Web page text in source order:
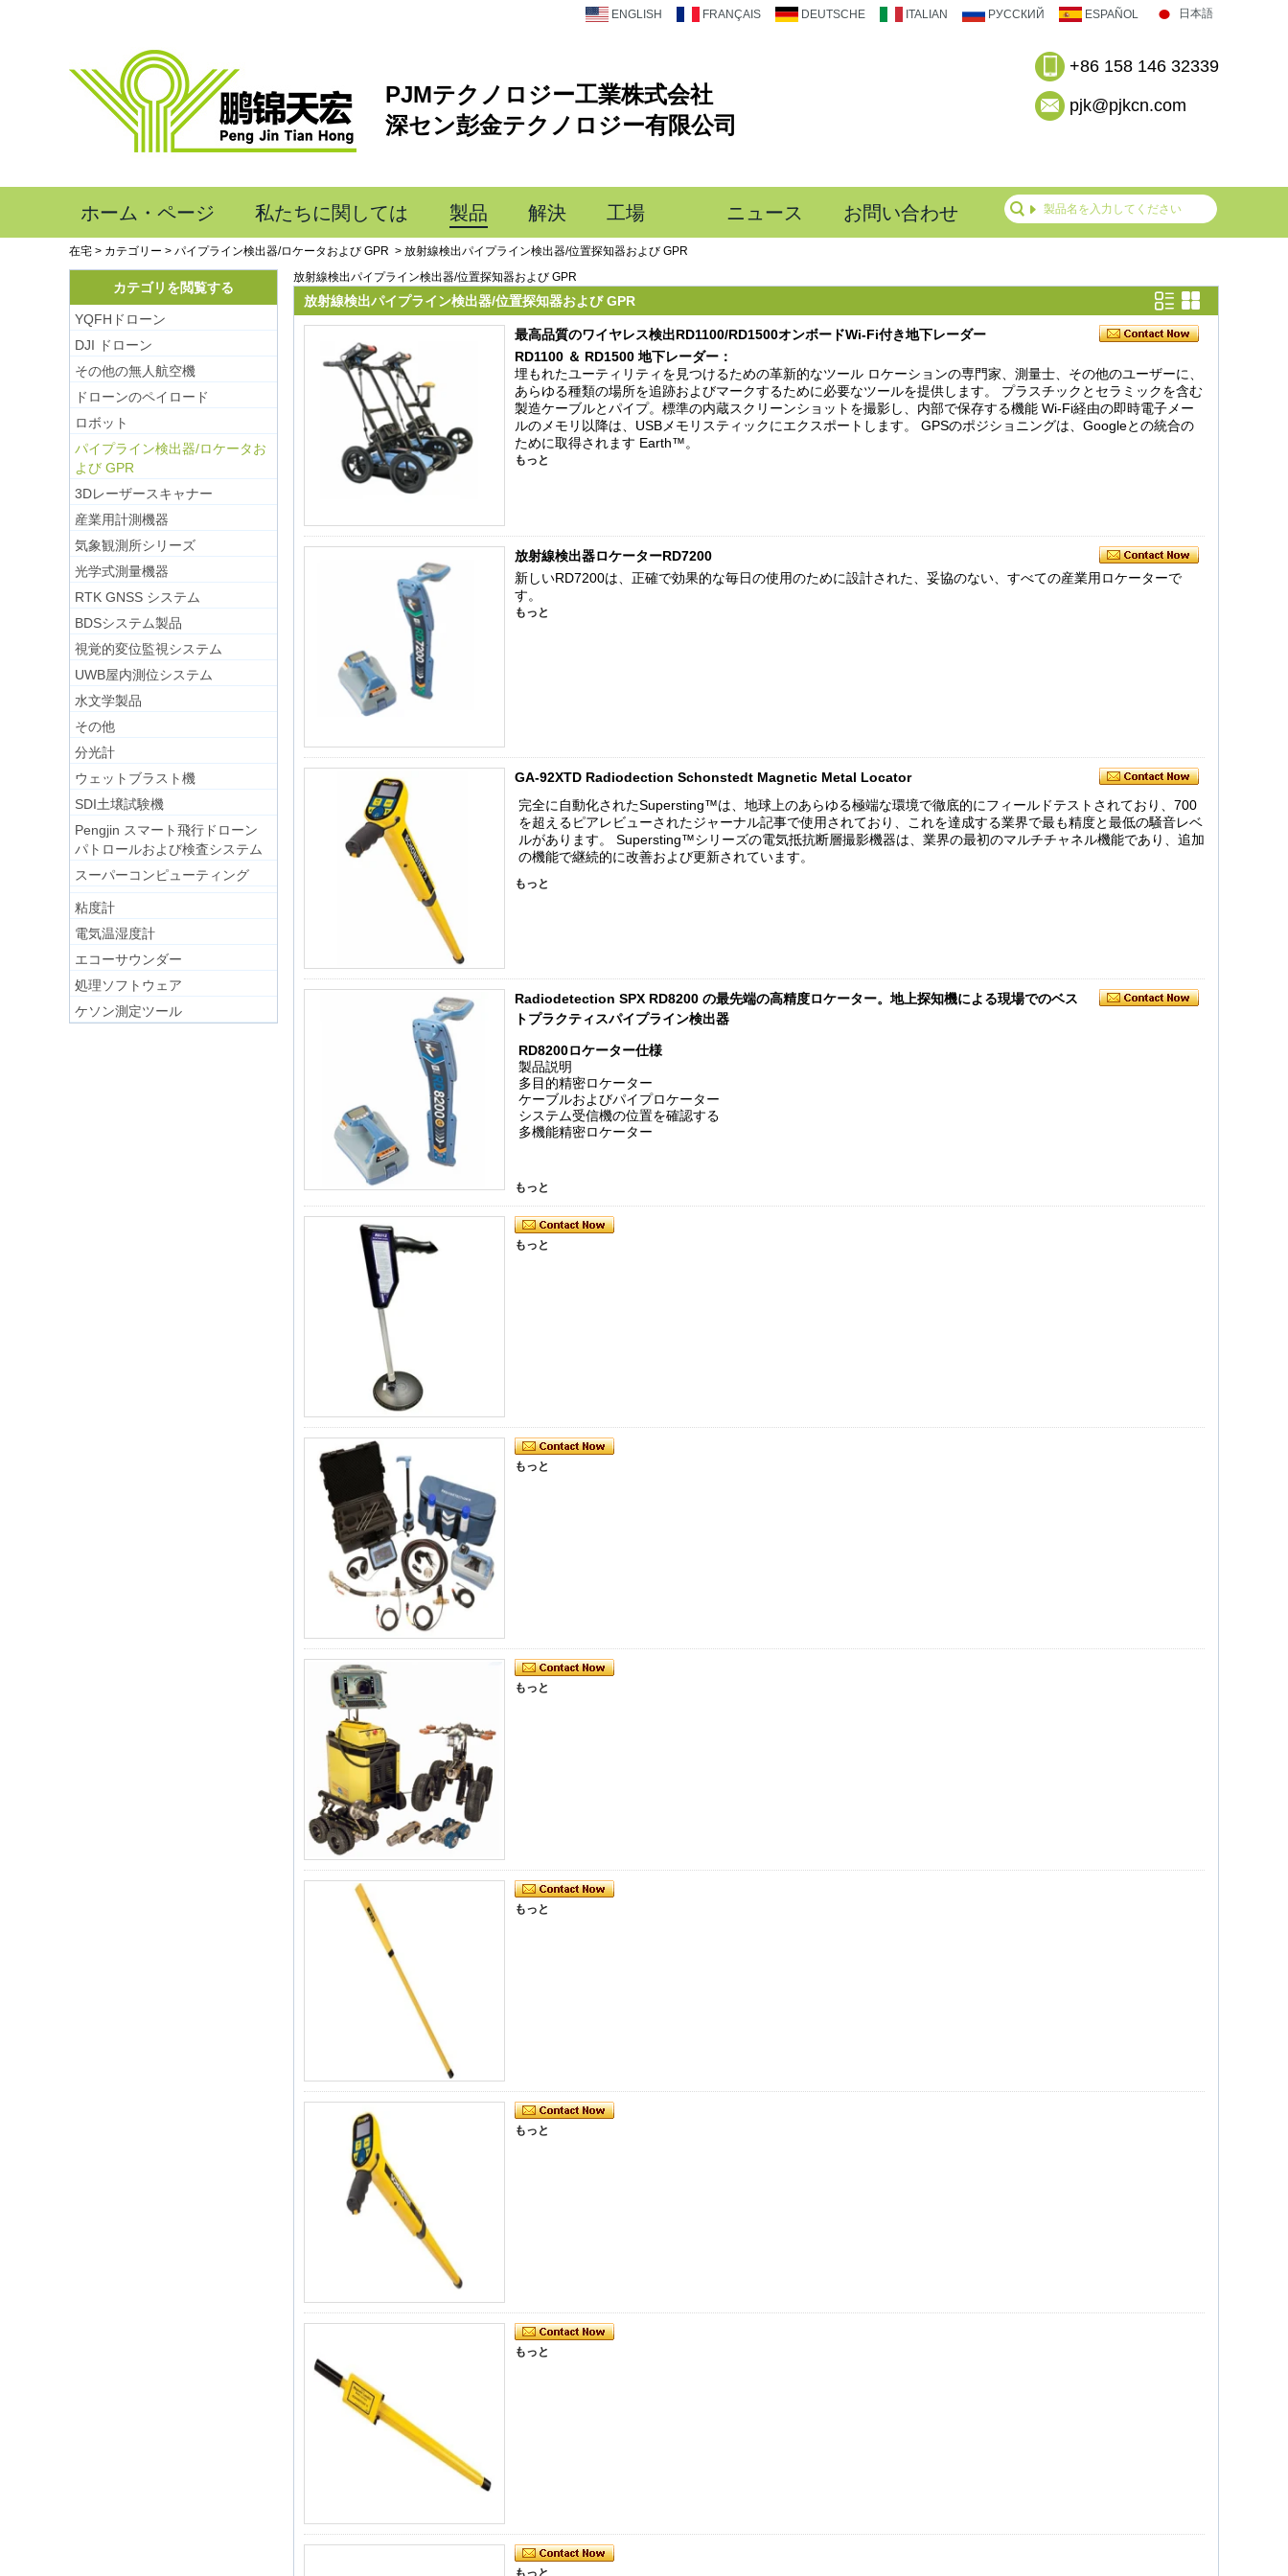
ENGLISH FRANÇAIS DEUTSCHE ITALIAN РУССКИЙ ESPAÑOL 日本語
PJMテクノロジー工業株式会社
深セン彭金テクノロジー有限公司
+86 158 146 32339
pjk@pjkcn.com
ホーム・ページ 私たちに関しては 製品 解決 工場 ニュース お問い合わせ
在宅 > カテゴリー > パイプライン検出器/ロケータおよび GPR > 放射線検出パイプライン検出器/位置探知器および GPR
カテゴリを閲覧する
YQFHドローン
DJI ドローン
その他の無人航空機
ドローンのペイロード
ロボット
パイプライン検出器/ロケータお
よび GPR
3Dレーザースキャナー
産業用計測機器
気象観測所シリーズ
光学式測量機器
RTK GNSS システム
BDSシステム製品
視覚的変位監視システム
UWB屋内測位システム
水文学製品
その他
分光計
ウェットブラスト機
SDI土壌試験機
Pengjin スマート飛行ドローン
パトロールおよび検査システム
スーパーコンピューティング
粘度計
電気温湿度計
エコーサウンダー
処理ソフトウェア
ケソン測定ツール
放射線検出パイプライン検出器/位置探知器および GPR
放射線検出パイプライン検出器/位置探知器および GPR
最高品質のワイヤレス検出RD1100/RD1500オンボードWi-Fi付き地下レーダー
RD1100 ＆ RD1500 地下レーダー：
埋もれたユーティリティを見つけるための革新的なツール ロケーションの専門家、測量士、その他のユーザーに、
あらゆる種類の場所を追跡およびマークするために必要なツールを提供します。 プラスチックとセラミックを含む
製造ケーブルとパイプ。標準の内蔵スクリーンショットを撮影し、内部で保存する機能 Wi-Fi経由の即時電子メー
ルのメモリ以降は、USBメモリスティックにエクスポートします。 GPSのポジショニングは、Googleとの統合の
ために取得されます Earth™。
もっと
放射線検出器ロケーターRD7200
新しいRD7200は、正確で効果的な毎日の使用のために設計された、妥協のない、すべての産業用ロケーターで
す。
もっと
GA-92XTD Radiodection Schonstedt Magnetic Metal Locator
完全に自動化されたSupersting™は、地球上のあらゆる極端な環境で徹底的にフィールドテストされており、700
を超えるピアレビューされたジャーナル記事で使用されており、これを達成する業界で最も精度と最低の騒音レベ
ルがあります。 Supersting™シリーズの電気抵抗断層撮影機器は、業界の最初のマルチチャネル機能であり、追加
の機能で継続的に改善および更新されています。
もっと
Radiodetection SPX RD8200 の最先端の高精度ロケーター。地上探知機による現場でのベス
トプラクティスパイプライン検出器
RD8200ロケーター仕様
製品説明
多目的精密ロケーター
ケーブルおよびパイプロケーター
システム受信機の位置を確認する
多機能精密ロケーター
もっと
もっと
もっと
もっと
もっと
もっと
もっと
もっと